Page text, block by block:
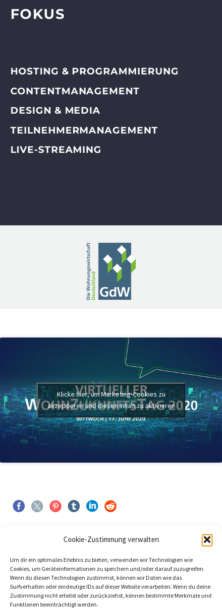
Cookie-Zustimmung verwalten
Um dir ein optimales Erlebnis zu bieten, verwenden wir Technologien wie
Cookies, um Geräteinformationen zu speichern und/oder darauf zuzugreifen.
Wenn du diesen Technologien zustimmst, können wir Daten wie das
Surfverhalten oder eindeutige IDs auf dieser Website verarbeiten. Wenn du deine
Zustimmung nicht erteilst oder zurückziehst, können bestimmte Merkmale und
Funktionen beeinträchtigt werden.
FOKUS
HOSTING & PROGRAMMIERUNG
CONTENTMANAGEMENT
DESIGN & MEDIA
TEILNEHMERMANAGEMENT
LIVE-STREAMING
Klicke hier, um Marketing-Cookies zu
akzeptieren und diesen Inhalt zu aktivieren
ZURÜCK WEITER